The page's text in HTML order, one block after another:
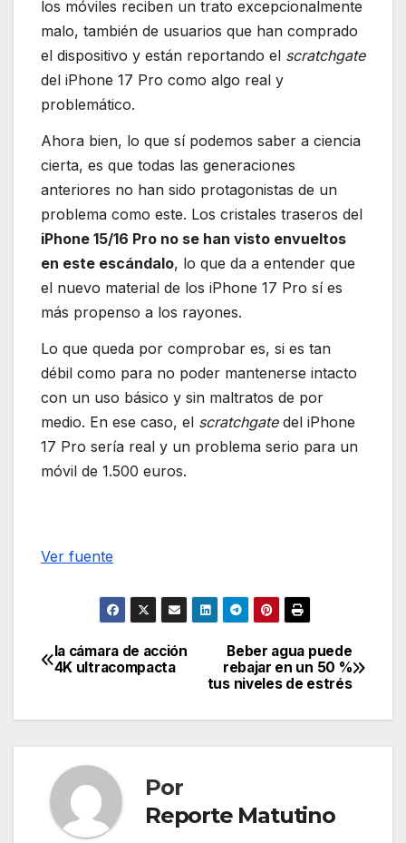
los móviles reciben un trato excepcionalmente
malo, también de usuarios que han comprado
el dispositivo y están reportando el scratchgate
del iPhone 17 Pro como algo real y
problemático.
Ahora bien, lo que sí podemos saber a ciencia
cierta, es que todas las generaciones
anteriores no han sido protagonistas de un
problema como este. Los cristales traseros del
iPhone 15/16 Pro no se han visto envueltos
en este escándalo, lo que da a entender que
el nuevo material de los iPhone 17 Pro sí es
más propenso a los rayones.
Lo que queda por comprobar es, si es tan
débil como para no poder mantenerse intacto
con un uso básico y sin maltratos de por
medio. En ese caso, el scratchgatedel iPhone
17 Pro sería real y un problema serio para un
móvil de 1.500 euros.
Ver fuente
Navegación
Beber agua puede
rebajar en un 50 %
tus niveles de estrés
la cámara de acción
4K ultracompacta
Por
Reporte Matutino